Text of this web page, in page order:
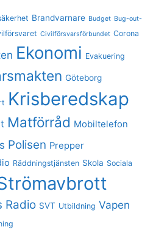
Brandvarnare Budget Bug-out-
Civilförsvarsförbundet Corona
Ekonomi Evakuering
Göteborg
Krisberedskap
Matförråd Mobiltelefon
Polisen Prepper
Räddningstjänsten Skola Sociala
Radio SVT Utbildning Vapen